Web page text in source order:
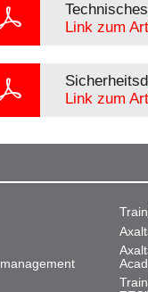
Link zum
Link zum